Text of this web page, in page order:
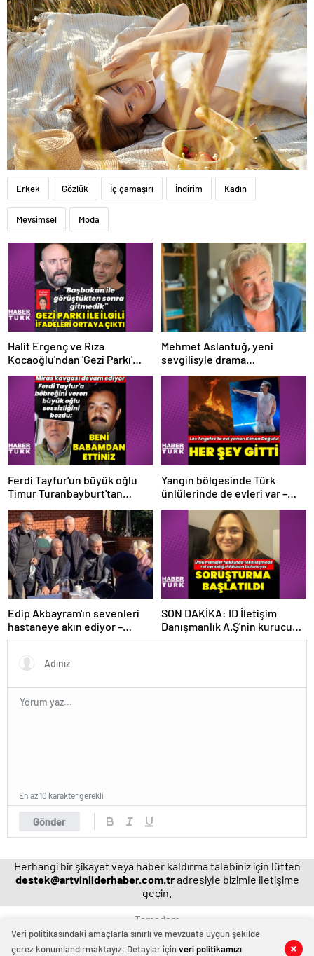
0 0
Erkek Gözlük İç çamaşırı İndirim Kadın
Mevsimsel Moda
Halit Ergenç ve Rıza
Kocaoğlu'ndan 'Gezi Parkı'
ifadesi – Magazin haberleri
Mehmet Aslantuğ, yeni
sevgilisyle drama
çalışmalarında tanıştı –
Magazin haberleri
Ferdi Tayfur'un büyük oğlu
Timur Turanbayburt'tan
Yangın bölgesinde Türk
ünlülerinde de evleri var –
Edip Akbayram'ın sevenleri
hastaneye akın ediyor –
Magazin habetrleri
SON DAKİKA: ID İletişim
Danışmanlık A.Ş'nin kurucusu
ve ortağı olan Ayşe Barım
Gönder
En az 10 karakter gerekli
Herhangi bir şikayet veya haber kaldırma talebiniz için lütfen
destek@artvinliderhaber.com.tradresiyle bizimle iletişime
geçin.
Temadam
Veri politikasındaki amaçlarla sınırlı ve mevzuata uygun şekilde
çerez konumlandırmaktayız. Detaylar içinveri politikamızı